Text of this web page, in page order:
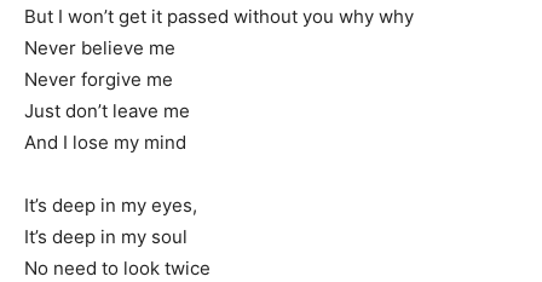
But I won’t get it passed without you why why
Never believe me
Never forgive me
Just don’t leave me
And I lose my mind
It’s deep in my eyes,
It’s deep in my soul
No need to look twice